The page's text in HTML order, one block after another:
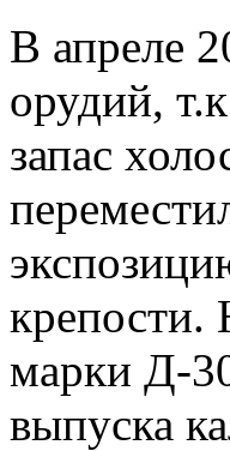
В апреле
орудий,
запас
марки Д-
выпуска